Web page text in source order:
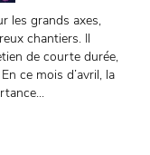
les grands axes,
chantiers. Il
de courte durée,
ce mois d’avril, la